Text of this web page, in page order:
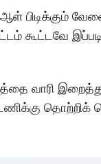
பிடிக்கும்
கூட்டவே
வாரி